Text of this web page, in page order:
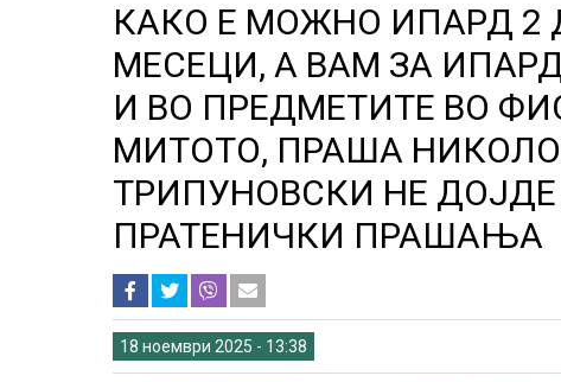
КАКО Е МОЖНО ИПАРД 2
МЕСЕЦИ, А ВАМ ЗА
И ВО ПРЕДМЕТИТЕ ВО
МИТОТО, ПРАША
ТРИПУНОВСКИ НЕ
ПРАТЕНИЧКИ ПРАШАЊА
18 ноември 2025 - 13:38